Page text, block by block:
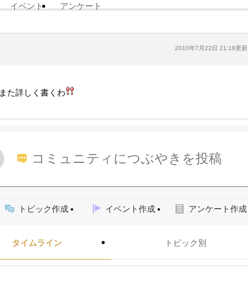
イベント アンケート
2010年7月22日 21:18更新
また詳しく書くわ
コミュニティにつぶやきを投稿
トピック作成 イベント作成 アンケート作成
タイムライン トピック別